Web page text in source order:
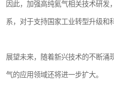
因此，加强高纯氦气相关技术研发
系，对于支持国家工业转型升级和
展望未来，随着新兴技术的不断涌
气的应用领域还将进一步扩大。